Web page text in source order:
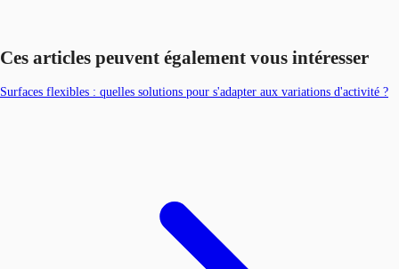
Ces articles peuvent également vous intéresser
Surfaces flexibles : quelles solutions pour s'adapter aux variations d'activité ?